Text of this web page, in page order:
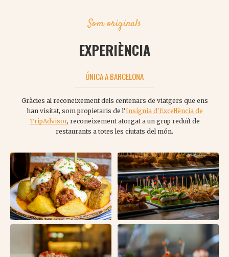
Som originals
EXPERIÈNCIA
ÚNICA A BARCELONA
Gràcies al reconeixement dels centenars de viatgers que ens
han visitat, som propietaris de l'Insígnia d'Excel·lència de
TripAdvisor, reconeixement atorgat a un grup reduït de
restaurants a totes les ciutats del món.